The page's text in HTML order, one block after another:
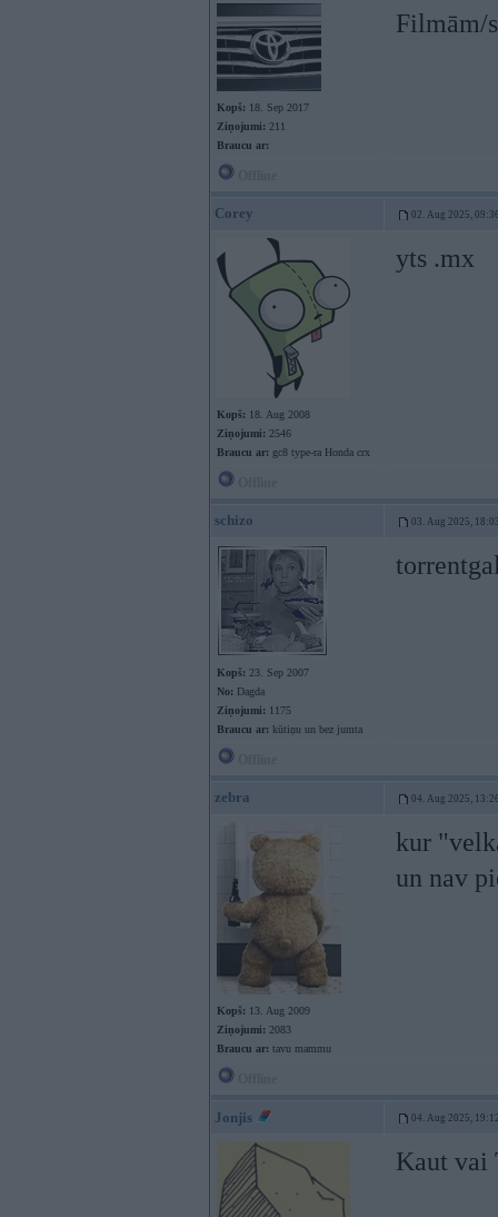
Kopš: 18. Sep 2017
Ziņojumi: 211
Braucu ar:
Filmām/
Corey 02. Aug 2025,
Kopš: 18. Aug 2008
Ziņojumi: 2546
Braucu ar: gc8 type-ra Honda crx
yts .mx
schizo 03. Aug 2025,
Kopš: 23. Sep 2007
No: Dagda
Ziņojumi: 1175
Braucu ar: kūtiņu un bez jumta
zebra 04. Aug 2025,
Kopš: 13. Aug 2009
Ziņojumi: 2083
Braucu ar: tavu mammu
kur
un nav
Jonjis 04. Aug 2025,
Kaut vai